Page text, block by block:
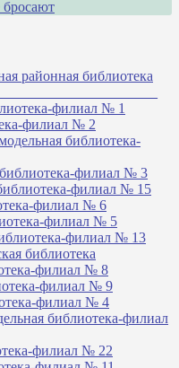
районная библиотека
филиал № 1
филиал № 2
библиотека-
библиотека-филиал № 3
филиал № 15
филиал № 6
филиал № 5
филиал № 13
библиотека
филиал № 8
филиал № 9
филиал № 4
библиотека-филиал
филиал № 22